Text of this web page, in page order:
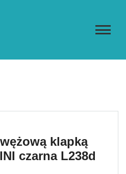
klapką
czarna L238d